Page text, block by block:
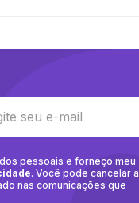
pessoais e forneço meu
. Você pode cancelar a
nas comunicações que